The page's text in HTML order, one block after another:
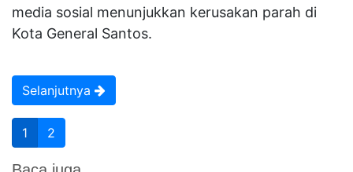
media sosial menunjukkan kerusakan parah di
Kota General Santos.
Selanjutnya
1 2